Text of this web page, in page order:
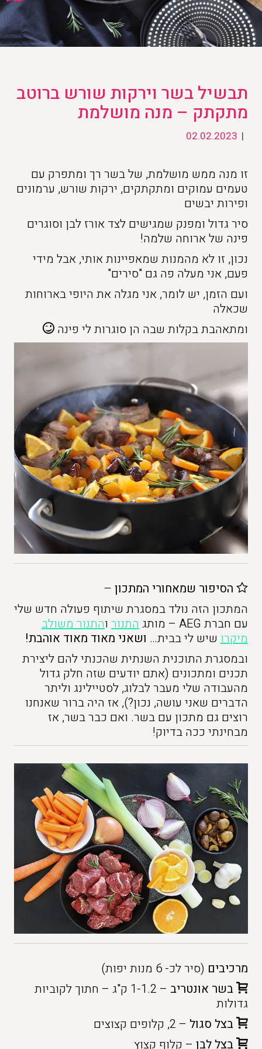
תבשיל בשר וירקות שורש ברוטב
מתקתק – מנה מושלמת
|
02.02.2023
זו מנה ממש מושלמת, של בשר רך ומתפרק עם
טעמים עמוקים ומתקתקים, ירקות שורש, ערמונים
ופירות יבשים
סיר גדול ומפנק שמגישים לצד אורז לבן וסוגרים
פינה של ארוחה שלמה!
נכון, זו לא מהמנות שמאפיינות אותי, אבל מידי
פעם, אני מעלה פה גם "סירים"
ועם הזמן, יש לומר, אני מגלה את היופי בארוחות
שכאלה
ומתאהבת בקלות שבה הן סוגרות לי פינה
הסיפור שמאחורי המתכון –
המתכון הזה נולד במסגרת שיתוף פעולה חדש שלי
עם חברת AEG – מותג
התנור והתנור משולב
מיקרו שיש לי בבית… ושאני מאוד מאוד אוהבת!
ובמסגרת התוכנית השנתית שהכנתי להם ליצירת
תכנים ומתכונים (אתם יודעים שזה חלק גדול
מהעבודה שלי מעבר לבלוג, לסטיילינג וליתר
הדברים שאני עושה, נכון?), אז היה ברור שאנחנו
רוצים גם מתכון עם בשר. ואם כבר בשר, אז
מבחינתי ככה בדיוק!
מרכיבים (סיר לכ- 6 מנות יפות)
בשר אונטריב
– 1-1.2 ק"ג – חתוך לקוביות
גדולות
בצל סגול – 2, קלופים קצוצים
בצל לבן – קלוף קצוץ